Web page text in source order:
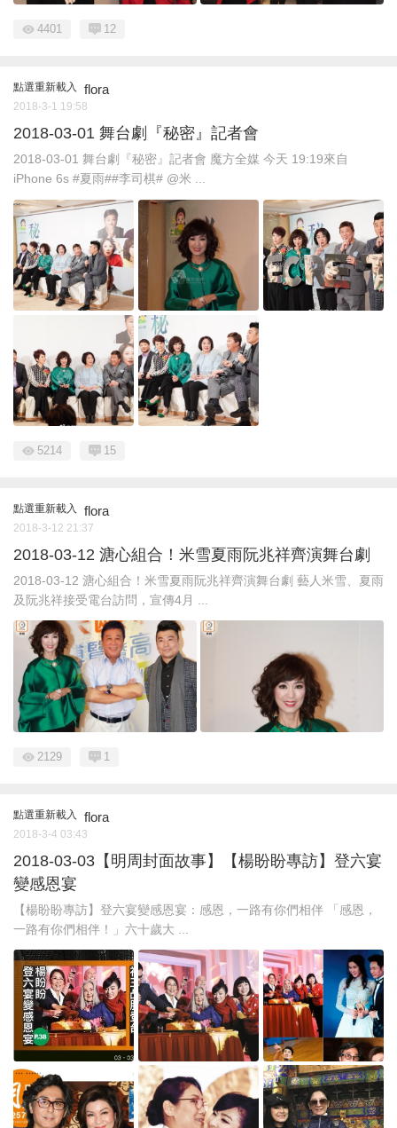
4401 12
點選重新載入 flora
2018-3-1 19:58
2018-03-01 舞台劇『秘密』記者會
2018-03-01 舞台劇『秘密』記者會 魔方全媒 今天 19:19來自
iPhone 6s #夏雨##李司棋# @米 ...
5214 15
點選重新載入 flora
2018-3-12 21:37
2018-03-12 溏心組合！米雪夏雨阮兆祥齊演舞台劇
2018-03-12 溏心組合！米雪夏雨阮兆祥齊演舞台劇 藝人米雪、夏雨
及阮兆祥接受電台訪問，宣傳4月 ...
2129 1
點選重新載入 flora
2018-3-4 03:43
2018-03-03【明周封面故事】【楊盼盼專訪】登六宴
變感恩宴
【楊盼盼專訪】登六宴變感恩宴：感恩，一路有你們相伴 「感恩，
一路有你們相伴！」六十歲大 ...